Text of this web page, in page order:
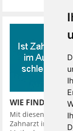
WIE FINDE ICH
Mit diesen 10
Zahnarzt in Ihrer